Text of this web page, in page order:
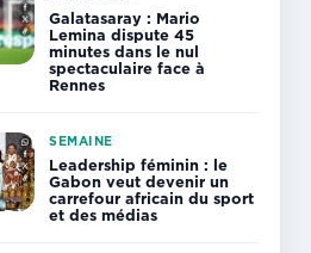
Galatasaray : Mario
Lemina dispute 45
minutes dans le nul
spectaculaire face à
Rennes
SEMAINE
Leadership féminin : le
Gabon veut devenir un
carrefour africain du sport
et des médias